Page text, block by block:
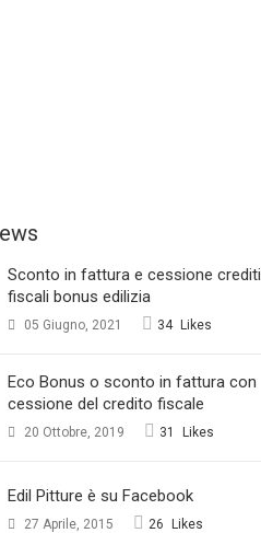
Sconto in fattura e cessione crediti
fiscali bonus edilizia
05 Giugno, 2021 34 Likes
Eco Bonus o sconto in fattura con
cessione del credito fiscale
20 Ottobre, 2019 31 Likes
Edil Pitture è su Facebook
27 Aprile, 2015 26 Likes